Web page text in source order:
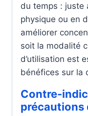
du temps : juste
physique ou en
améliorer
soit la modalité
d’utilisation est
bénéfices sur la
Contre-
précautions